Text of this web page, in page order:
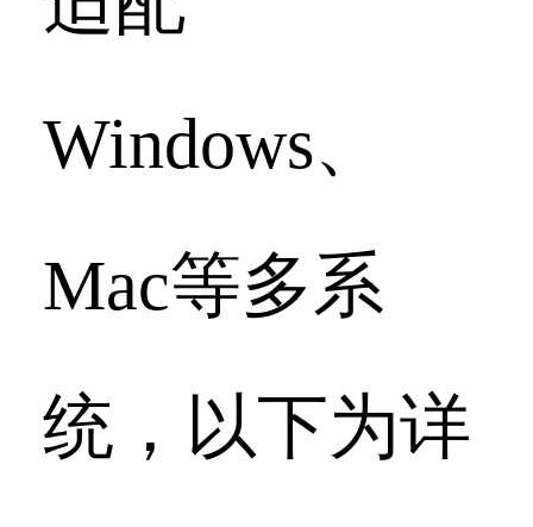
Windows、
Mac等多系
统，以下为详